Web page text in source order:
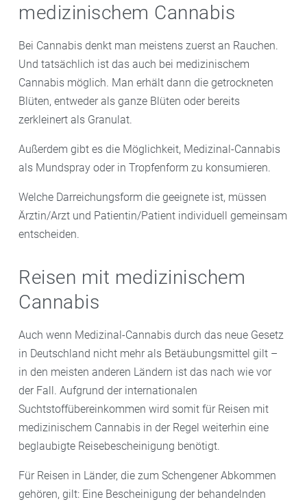
medizinischem Cannabis
Bei Cannabis denkt man meistens zuerst an Rauchen.
Und tatsächlich ist das auch bei medizinischem
Cannabis möglich. Man erhält dann die getrockneten
Blüten, entweder als ganze Blüten oder bereits
zerkleinert als Granulat.
Außerdem gibt es die Möglichkeit, Medizinal-Cannabis
als Mundspray oder in Tropfenform zu konsumieren.
Welche Darreichungsform die geeignete ist, müssen
Ärztin/Arzt und Patientin/Patient individuell gemeinsam
entscheiden.
Reisen mit medizinischem
Cannabis
Auch wenn Medizinal-Cannabis durch das neue Gesetz
in Deutschland nicht mehr als Betäubungsmittel gilt –
in den meisten anderen Ländern ist das nach wie vor
der Fall. Aufgrund der internationalen
Suchtstoffübereinkommen wird somit für Reisen mit
medizinischem Cannabis in der Regel weiterhin eine
beglaubigte Reisebescheinigung benötigt.
Für Reisen in Länder, die zum Schengener Abkommen
gehören, gilt: Eine Bescheinigung der behandelnden